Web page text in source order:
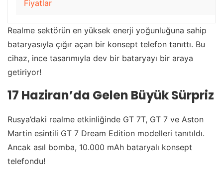
Fiyatlar
Realme sektörün en yüksek enerji yoğunluğuna sahip
bataryasıyla çığır açan bir konsept telefon tanıttı. Bu
cihaz, ince tasarımıyla dev bir bataryayı bir araya
getiriyor!
17 Haziran’da Gelen Büyük Sürpriz
Rusya’daki realme etkinliğinde GT 7T, GT 7 ve Aston
Martin esintili GT 7 Dream Edition modelleri tanıtıldı.
Ancak asıl bomba, 10.000 mAh bataryalı konsept
telefondu!